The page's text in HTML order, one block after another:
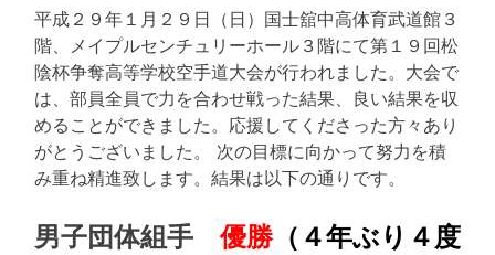
平成２９年１月２９日（日）国士舘中高体育武道館３
階、メイプルセンチュリーホール３階にて第１９回松
陰杯争奪高等学校空手道大会が行われました。大会で
は、部員全員で力を合わせ戦った結果、良い結果を収
めることができました。応援してくださった方々あり
がとうございました。 次の目標に向かって努力を積
み重ね精進致します。結果は以下の通りです。
男子団体組手優勝（４年ぶり４度